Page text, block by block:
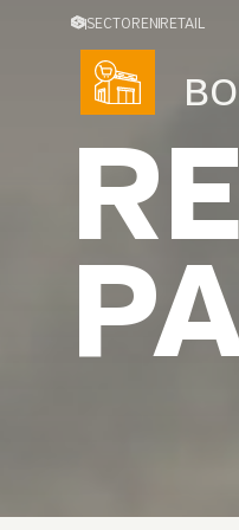
SECTOREN RETAIL